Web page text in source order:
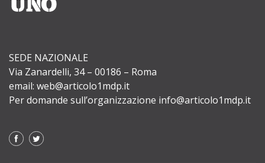
SEDE NAZIONALE
Via Zanardelli, 34 – 00186 – Roma
email: web@articolo1mdp.it
Per domande sull’organizzazione info@articolo1mdp.it